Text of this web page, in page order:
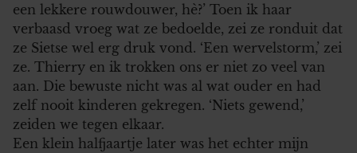
een lekkere rouwdouwer, hè?’ Toen ik haar
verbaasd vroeg wat ze bedoelde, zei ze ronduit dat
ze Sietse wel erg druk vond. ‘Een wervelstorm,’ zei
ze. Thierry en ik trokken ons er niet zo veel van
aan. Die bewuste nicht was al wat ouder en had
zelf nooit kinderen gekregen. ‘Niets gewend,’
zeiden we tegen elkaar.
Een klein halfjaartje later was het echter mijn